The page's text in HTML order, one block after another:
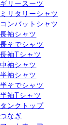
ギリースーツ
ミリタリーシャツ
コンバットシャツ
長袖シャツ
長そでシャツ
長袖Tシャツ
中袖シャツ
半袖シャツ
半そでシャツ
半袖Tシャツ
タンクトップ
つなぎ